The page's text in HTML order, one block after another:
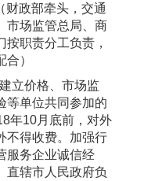
财政部牵头，交通
市场监管总局、商
职责分工负责，
）
立价格、市场监
等单位共同参加的
年10月底前，对外
不得收费。加强行
服务企业诚信经
直辖市人民政府负